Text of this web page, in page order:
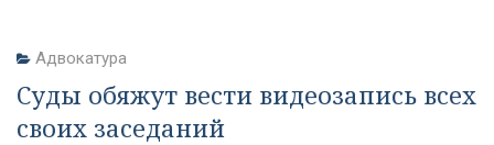
Адвокатура
Суды обяжут вести видеозапись всех
своих заседаний